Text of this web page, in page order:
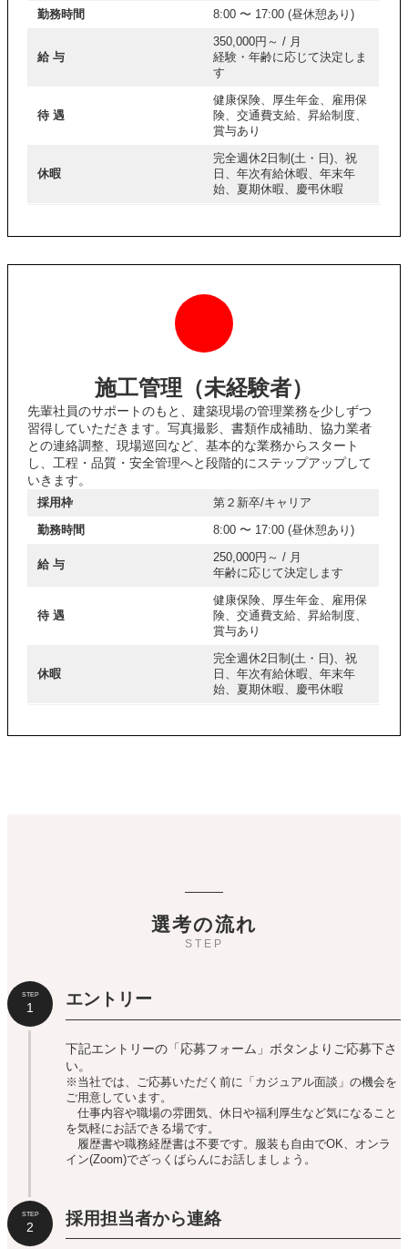
勤務時間 8:00 〜 17:00 (昼休憩あり)
給 与
350,000円～ / 月
経験・年齢に応じて決定しま
す
待 遇
健康保険、厚生年金、雇用保
険、交通費支給、昇給制度、
賞与あり
休暇
完全週休2日制(土・日)、祝
日、年次有給休暇、年末年
始、夏期休暇、慶弔休暇
施工管理（未経験者）
先輩社員のサポートのもと、建築現場の管理業務を少しずつ
習得していただきます。写真撮影、書類作成補助、協力業者
との連絡調整、現場巡回など、基本的な業務からスタート
し、工程・品質・安全管理へと段階的にステップアップして
いきます。
採用枠 第２新卒/キャリア
勤務時間 8:00 〜 17:00 (昼休憩あり)
給 与
250,000円～ / 月
年齢に応じて決定します
待 遇
健康保険、厚生年金、雇用保
険、交通費支給、昇給制度、
賞与あり
休暇
完全週休2日制(土・日)、祝
日、年次有給休暇、年末年
始、夏期休暇、慶弔休暇
選考の流れ
STEP
エントリー
下記エントリーの「応募フォーム」ボタンよりご応募下さ
い。
※当社では、ご応募いただく前に「カジュアル面談」の機会を
ご用意しています。
仕事内容や職場の雰囲気、休日や福利厚生など気になること
を気軽にお話できる場です。
履歴書や職務経歴書は不要です。服装も自由でOK、オンラ
イン(Zoom)でざっくばらんにお話しましょう。
STEP
1
採用担当者から連絡
STEP
2